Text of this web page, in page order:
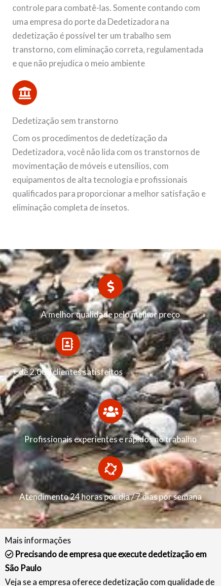
controle para combatê-las. Somente contando com
uma empresa do porte da Dedetizadora na
dedetização é possível ter um trabalho sem
transtorno, com eliminação correta, regulamentada
e que não prejudica o meio ambiente
Dedetização sem transtorno
Com os procedimentos de dedetização da
Dedetizadora, você não lida com os transtornos de
movimentação de móveis e utensílios, com
equipamentos de alta tecnologia e profissionais
qualificados para proporcionar a melhor satisfação e
eliminação completa de insetos.
A melhor qualidade pelo melhor preço
+ de 2.000 clientes satisfeitos
Profissionais experientes e rápidos no trabalho
Atendimento 24 horas por dia / 7 dias por semana
Mais informações
Precisando de empresa que execute dedetização em
São Paulo
Veja se a empresa oferece dedetização com qualidade de